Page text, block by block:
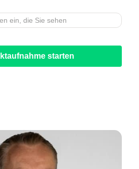
starten